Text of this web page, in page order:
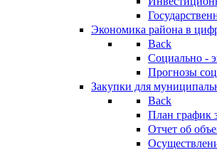
Экономика района в
Back
Социально -
Прогнозы
Закупки для
Back
План график
Отчет об